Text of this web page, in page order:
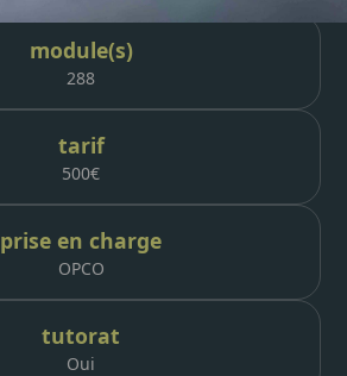
module(s)
288
tarif
500€
prise en charge
OPCO
tutorat
Oui